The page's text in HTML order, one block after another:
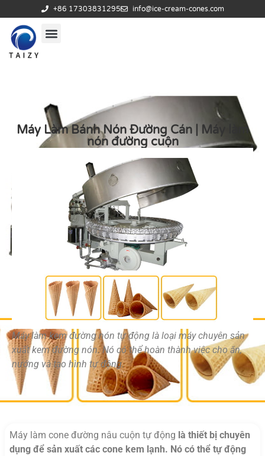
+86 17303831295 info@ice-cream-cones.com
Máy Làm Bánh Nón Đường Cán | Máy làm
nón đường cuộn
Máy làm kem đường nón tự động là loại máy chuyên sản
xuất kem đường nón. Nó có thể hoàn thành việc cho ăn,
nướng và tạo hình tự động.
Máy làm cone đường nâu cuộn tự động là thiết bị chuyên
dụng để sản xuất các cone kem lạnh. Nó có thể tự động